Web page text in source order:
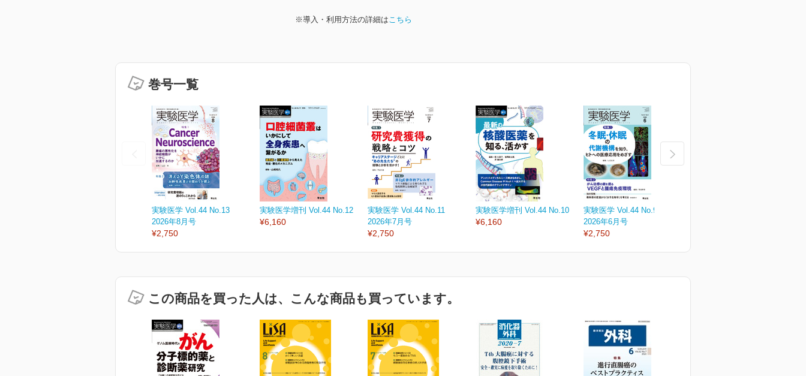
※導入・利用方法の詳細はこちら
巻号一覧
実験医学 Vol.44 No.13
2026年8月号
¥2,750
実験医学増刊 Vol.44 No.12
¥6,160
実験医学 Vol.44 No.11
2026年7月号
¥2,750
実験医学増刊 Vol.44 No.10
¥6,160
実験医学 Vol.44 No.9
2026年6月号
¥2,750
この商品を買った人は、こんな商品も買っています。